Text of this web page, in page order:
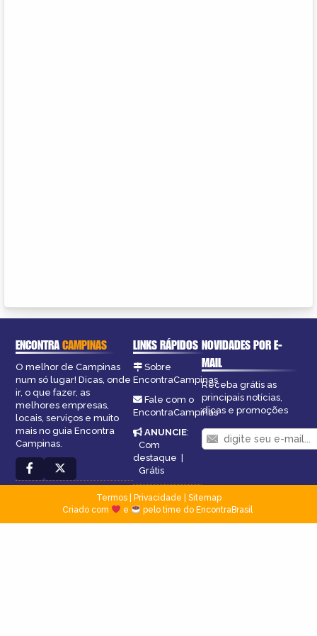
ENCONTRACAMPINAS
O melhor de Campinas
num só lugar! Dicas, onde
ir, o que fazer, as
melhores empresas,
locais, serviços e muito
mais no guia Encontra
Campinas.
LINKS RÁPIDOS
Sobre
EncontraCampinas
Fale com o
EncontraCampinas
ANUNCIE:
Com
destaque |
Grátis
NOVIDADES POR E-
MAIL
Receba grátis as
principais notícias,
dicas e promoções
Termos| Privacidade
Sitemap
Criado com
e pelo time do EncontraBrasil